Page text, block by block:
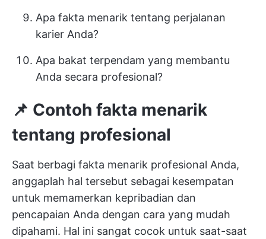
Apa fakta menarik tentang perjalanan
karier Anda?
Apa bakat terpendam yang membantu
Anda secara profesional?
📌 Contoh fakta menarik
tentang profesional
Saat berbagi fakta menarik profesional Anda,
anggaplah hal tersebut sebagai kesempatan
untuk memamerkan kepribadian dan
pencapaian Anda dengan cara yang mudah
dipahami. Hal ini sangat cocok untuk saat-saat